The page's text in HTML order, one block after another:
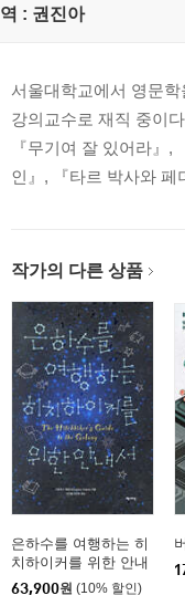
역 : 권진아
서울대학교에서 영문
강의교수로 재직 중이
『무기여 잘 있어라』
인』, 『타르 박사와 페
작가의 다른 상품
은하수를 여행하는 히
치하이커를 위한 안내
서 합본
63,900원 (10% 할인)